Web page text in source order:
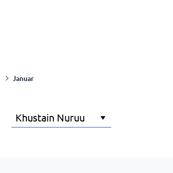
Januar